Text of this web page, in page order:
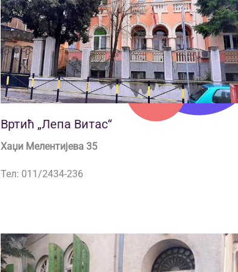
Вртић „Лепа Витас“
Хаџи Мелентијева 35
Тел: 011/2434-236